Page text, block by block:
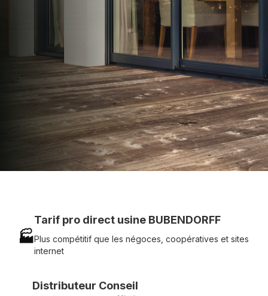
d'achat - Assistance technique chantier et
service réactif avec simplicité.
07 83 35 69 17
MON DEVIS MOTEUR
Voir tous nos produits
🏭
Tarif pro direct usine BUBENDORFF
Plus compétitif que les négoces, coopératives et sites
internet
Distributeur Conseil